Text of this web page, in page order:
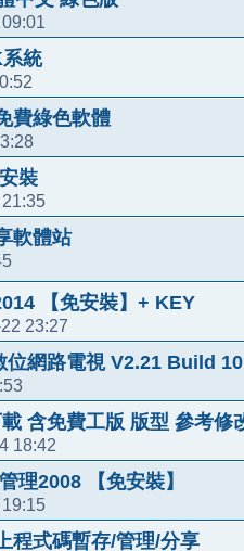
統
費綠色軟體
裝
軟體站
【免安裝】+ KEY
23:27
位網路電視 V2.21 Build
含免費工版 版型 參考修
18:42
理2008 【免安裝】
程式碼暫存/管理/分享